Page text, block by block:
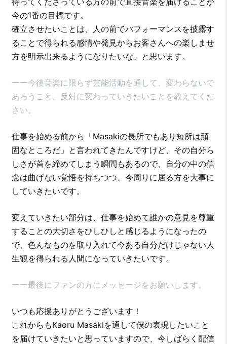
今の1番の目標です。
確立させたいことは、人の前でパフォーマンスを披露す
ることで得られる感情や発見からお客さんへの楽しませ
方を明示出来るようになりたいな、と思います。
ーー今後音楽に限らず芸能活動を通して、変わらないで
あろうこと、反対に変わっていきたいことを教えてくだ
さい。
仕事を始める前から「Masakiの長所でもあり短所は頑
固なところだ」と言われてきたんですけど、その自分ら
しさが首を締めてしまう瞬間もあるので、自分の中の信
念は曲げない覚悟を持ちつつ、今周りに居る方を大事に
していきたいです。
変えていきたい部分は、仕事を始めて誰かの意見を尊重
することの大切さをひしひしと感じるようになったの
で、色んなものを取り入れて今ある自分だけじゃない人
生観を得られる人間になっていきたいです。
ーー最後にファンの方にメッセージをお願いします。
いつも応援ありがとうございます！
これからもKaoru Masakiを通して僕の表現したいこと
を届けていきたいと思っていますので、今しばらく配信